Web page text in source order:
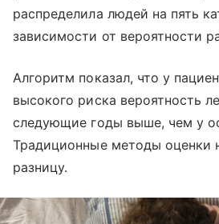
распределила людей на пять
зависимости от вероятности
Алгоритм показал, что у
высокого риска вероятность
следующие годы выше, чем у
Традиционные методы оценки
разницу.